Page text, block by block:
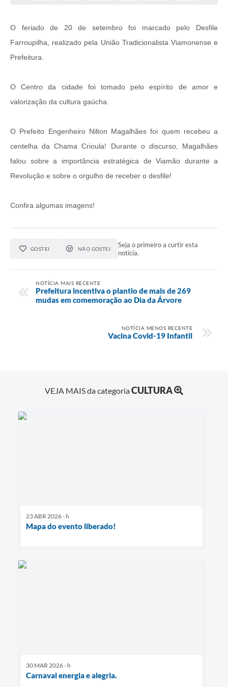
O feriado de 20 de setembro foi marcado pelo Desfile
Farroupilha, realizado pela União Tradicionalista Viamonense e
Prefeitura.
O Centro da cidade foi tomado pelo espírito de amor e
valorização da cultura gaúcha.
O Prefeito Engenheiro Nilton Magalhães foi quem recebeu a
centelha da Chama Crioula! Durante o discurso, Magalhães
falou sobre a importância estratégica de Viamão durante a
Revolução e sobre o orgulho de receber o desfile!
Confira algumas imagens!
GOSTEI NÃO GOSTEI
Seja o primeiro a curtir esta
notícia.
NOTÍCIA MAIS RECENTE
Prefeitura incentiva o plantio de mais de 269
mudas em comemoração ao Dia da Árvore
NOTÍCIA MENOS RECENTE
Vacina Covid-19 Infantil
VEJA MAIS da categoriaCULTURA
23 ABR 2026 - h
Mapa do evento liberado!
30 MAR 2026 - h
Carnaval energia e alegria.